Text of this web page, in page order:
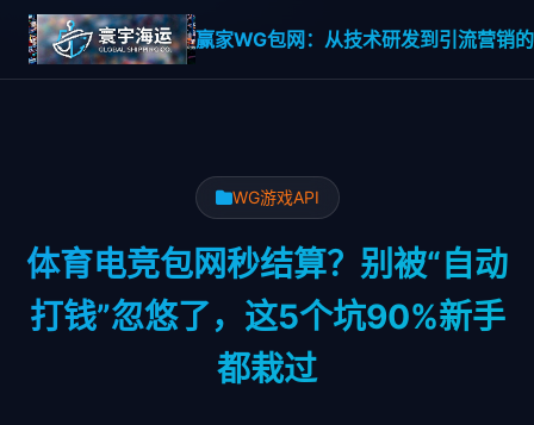
赢家WG包网：从技术研发到引流营销
WG游戏API
体育电竞包网秒结算？别被“自动
打钱”忽悠了，这5个坑90%新手
都栽过